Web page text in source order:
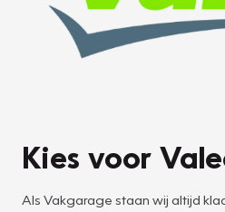
Kies voor
Als Vakgarage staan wij altijd